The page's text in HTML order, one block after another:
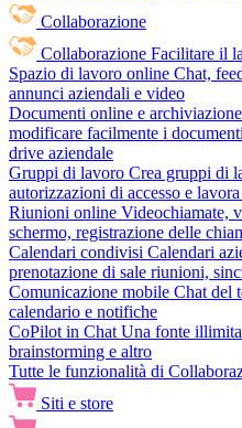
Collaborazione
Collaborazione Facilitare il
Spazio di lavoro online Chat,
annunci aziendali e video
Documenti online e
modificare facilmente i
drive aziendale
Gruppi di lavoro Crea gruppi di
autorizzazioni di accesso e
Riunioni online Videochiamate,
schermo, registrazione delle
Calendari condivisi Calendari
prenotazione di sale riunioni,
Comunicazione mobile Chat del
calendario e notifiche
CoPilot in Chat Una fonte
brainstorming e altro
Tutte le funzionalità di
Siti e store